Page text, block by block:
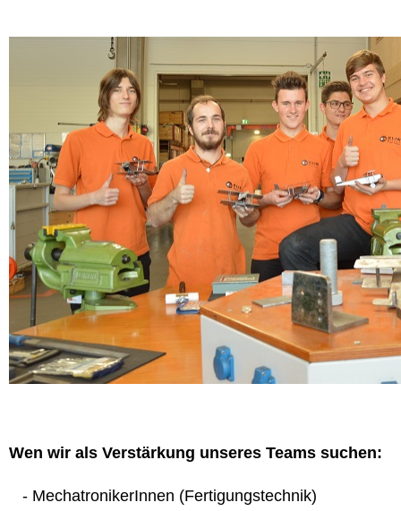
Wen wir als Verstärkung unseres Teams suchen:
- MechatronikerInnen (Fertigungstechnik)